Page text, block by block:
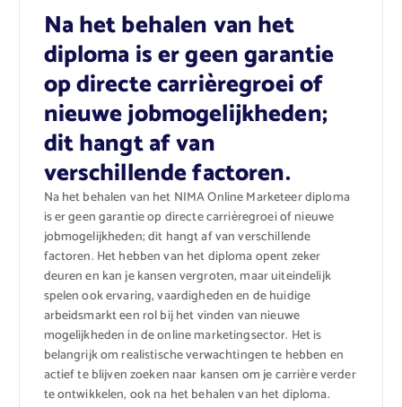
Na het behalen van het
diploma is er geen garantie
op directe carrièregroei of
nieuwe jobmogelijkheden;
dit hangt af van
verschillende factoren.
Na het behalen van het NIMA Online Marketeer diploma
is er geen garantie op directe carrièregroei of nieuwe
jobmogelijkheden; dit hangt af van verschillende
factoren. Het hebben van het diploma opent zeker
deuren en kan je kansen vergroten, maar uiteindelijk
spelen ook ervaring, vaardigheden en de huidige
arbeidsmarkt een rol bij het vinden van nieuwe
mogelijkheden in de online marketingsector. Het is
belangrijk om realistische verwachtingen te hebben en
actief te blijven zoeken naar kansen om je carrière verder
te ontwikkelen, ook na het behalen van het diploma.